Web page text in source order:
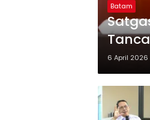
Batam
6 April 2026